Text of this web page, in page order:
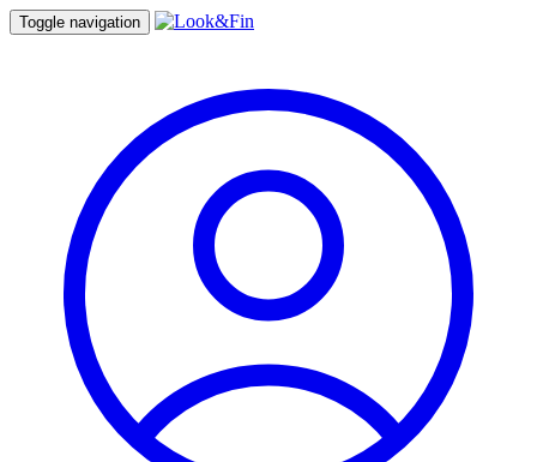
Toggle navigation